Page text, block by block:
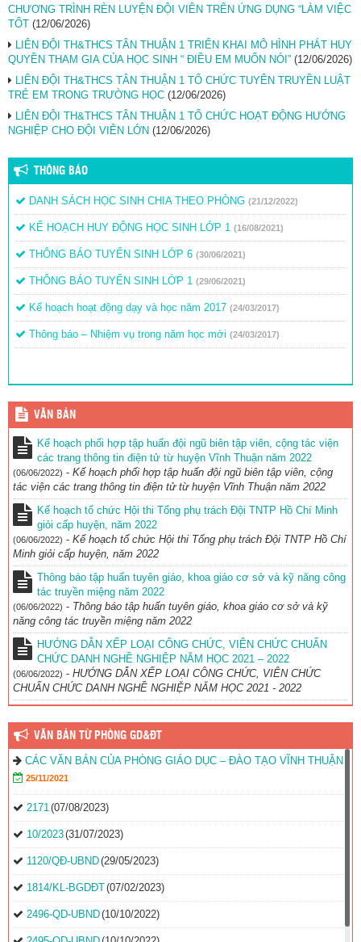
CHƯƠNG TRÌNH RÈN LUYỆN ĐỘI VIÊN TRÊN ỨNG DỤNG “LÀM VIỆC
TỐT (12/06/2026)
LIÊN ĐỘI TH&THCS TÂN THUẬN 1 TRIỂN KHAI MÔ HÌNH PHÁT HUY
QUYỀN THAM GIA CỦA HỌC SINH “ ĐIỀU EM MUỐN NÓI” (12/06/2026)
LIÊN ĐỘI TH&THCS TÂN THUẬN 1 TỔ CHỨC TUYÊN TRUYỀN LUẬT
TRẺ EM TRONG TRƯỜNG HỌC (12/06/2026)
LIÊN ĐỘI TH&THCS TÂN THUẬN 1 TỔ CHỨC HOẠT ĐỘNG HƯỚNG
NGHIỆP CHO ĐỘI VIÊN LỚN (12/06/2026)
THÔNG BÁO
DANH SÁCH HỌC SINH CHIA THEO PHÒNG (21/12/2022)
KẾ HOẠCH HUY ĐỘNG HỌC SINH LỚP 1 (16/08/2021)
THÔNG BÁO TUYỂN SINH LỚP 6 (30/06/2021)
THÔNG BÁO TUYỂN SINH LỚP 1 (29/06/2021)
Kế hoạch hoạt động dạy và học năm 2017 (24/03/2017)
Thông báo – Nhiệm vụ trong năm học mới (24/03/2017)
VĂN BẢN
Kế hoạch phối hợp tập huấn đội ngũ biên tập viên, cộng tác viện
các trang thông tin điện tử từ huyện Vĩnh Thuận năm 2022
(06/06/2022) - Kế hoạch phối hợp tập huấn đội ngũ biên tập viên, cộng
tác viện các trang thông tin điện tử từ huyện Vĩnh Thuận năm 2022
Kế hoạch tổ chức Hội thi Tổng phụ trách Đội TNTP Hồ Chí Minh
giỏi cấp huyện, năm 2022
(06/06/2022) - Kế hoạch tổ chức Hội thi Tổng phụ trách Đội TNTP Hồ Chí
Minh giỏi cấp huyện, năm 2022
Thông báo tập huấn tuyên giáo, khoa giáo cơ sở và kỹ năng công
tác truyền miệng năm 2022
(06/06/2022) - Thông báo tập huấn tuyên giáo, khoa giáo cơ sở và kỹ
năng công tác truyền miệng năm 2022
HƯỚNG DẪN XẾP LOẠI CÔNG CHỨC, VIÊN CHỨC CHUẨN
CHỨC DANH NGHỀ NGHIỆP NĂM HỌC 2021 – 2022
(06/06/2022) - HƯỚNG DẪN XẾP LOẠI CÔNG CHỨC, VIÊN CHỨC
CHUẨN CHỨC DANH NGHỀ NGHIỆP NĂM HỌC 2021 - 2022
VĂN BẢN TỪ PHÒNG GD&ĐT
CÁC VĂN BẢN CỦA PHÒNG GIÁO DỤC – ĐÀO TẠO VĨNH THUẬN
25/11/2021
2171(07/08/2023)
10/2023(31/07/2023)
1120/QĐ-UBND(29/05/2023)
1814/KL-BGDĐT(07/02/2023)
2496-QD-UBND(10/10/2022)